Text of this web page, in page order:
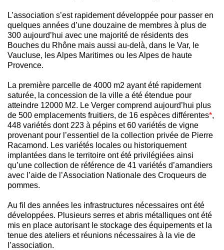
L’association s’est rapidement développée pour passer en
quelques années d’une douzaine de membres à plus de
300 aujourd’hui avec une majorité de résidents des
Bouches du Rhône mais aussi au-delà, dans le Var, le
Vaucluse, les Alpes Maritimes ou les Alpes de haute
Provence.
La première parcelle de 4000 m2 ayant été rapidement
saturée, la concession de la ville a été étendue pour
atteindre 12000 M2. Le Verger comprend aujourd’hui plus
de 500 emplacements fruitiers, de 16 espèces différentes*,
448 variétés dont 223 à pépins et 60 variétés de vigne
provenant pour l’essentiel de la collection privée de Pierre
Racamond. Les variétés locales ou historiquement
implantées dans le territoire ont été privilégiées ainsi
qu’une collection de référence de 41 variétés d’amandiers
avec l’aide de l’Association Nationale des Croqueurs de
pommes.
Au fil des années les infrastructures nécessaires ont été
développées. Plusieurs serres et abris métalliques ont été
mis en place autorisant le stockage des équipements et la
tenue des ateliers et réunions nécessaires à la vie de
l’association.